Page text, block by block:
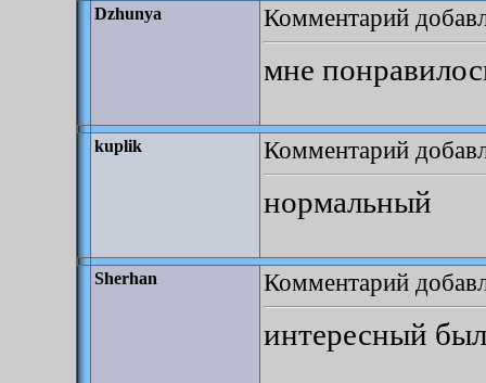
Dzhunya Комментарий
мне
kuplik Комментарий
нормальный
Sherhan Комментарий
интересный